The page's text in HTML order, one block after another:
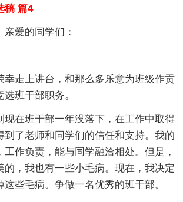
稿 篇4
爱的同学们：
幸走上讲台，和那么多乐意为班级作贡
班干部职务。
现在班干部一年没落下，在工作中取得
到了老师和同学们的信任和支持。我的
作负责，能与同学融洽相处。但是，
的，我也有一些小毛病。现在，我决定
些毛病。争做一名优秀的班干部。